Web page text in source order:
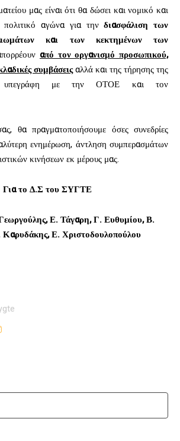
μας είναι ότι θα δώσει και νομικό και
πολιτικό αγώνα για τηνδιασφάλιση των
και των κεκτημένων των
από τον οργανισμό προσωπικού,
συμβάσειςαλλά και της τήρησης της
υπεγράφη με την ΟΤΟΕ και τον
θα πραγματοποιήσουμε όσες συνεδρίες
ενημέρωση, άντληση συμπερασμάτων
κινήσεων εκ μέρους μας.
Για το Δ.Σ του ΣΥΓΤΕ
Ε. Τάγαρη, Γ. Ευθυμίου, Β.
Ε. Χριστοδουλοπούλου